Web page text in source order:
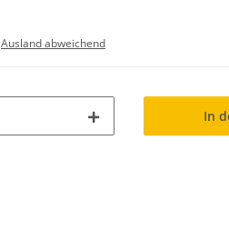
Ausland abweichend
In